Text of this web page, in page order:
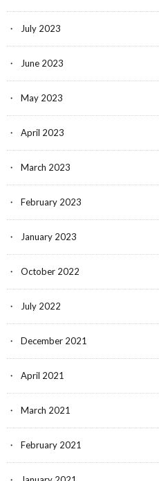
July 2023
June 2023
May 2023
April 2023
March 2023
February 2023
January 2023
October 2022
July 2022
December 2021
April 2021
March 2021
February 2021